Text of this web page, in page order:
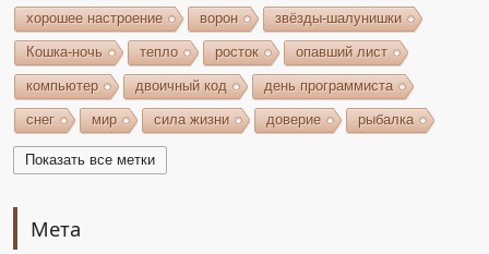
хорошее настроение ворон звёзды-шалунишки
Кошка-ночь тепло росток опавший лист
компьютер двоичный код день программиста
снег мир сила жизни доверие рыбалка
волшебство игрушки
возрождение
Показать все метки
Мета